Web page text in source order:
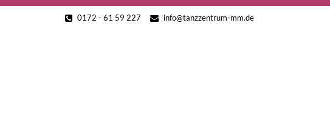
0172 - 61 59 227 info@tanzzentrum-mm.de